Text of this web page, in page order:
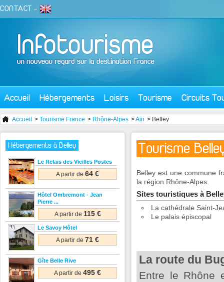
CONTACT -
Accueil Hébergements Loisirs Tourisme Circuits
Accueil > Tourisme France > Rhône-Alpes >Ain > Belley
Tourisme
Belley est une commune
la région Rhône-Alpes.
Sites touristiques à
La cathédrale Saint-
Le palais épiscopal
La route du
Entre le Rhône
Hébergements à Belley
Le Relais des Vieilles Postes
A partir de 64 €
Hôtel Ombremont - Jean
Pierre ...
A partir de 115 €
Le Savoy Hôtel
A partir de 71 €
Gîte Belle Rive
A partir de 495 €